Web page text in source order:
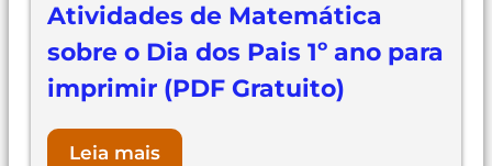
Atividades de Matemática
sobre o Dia dos Pais 1º ano para
imprimir (PDF Gratuito)
Leia mais